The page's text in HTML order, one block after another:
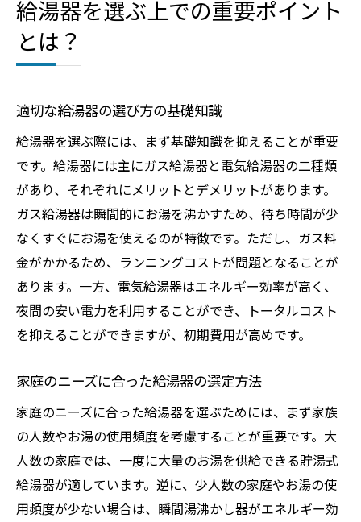
給湯器を選ぶ上での重要ポイント
とは？
適切な給湯器の選び方の基礎知識
給湯器を選ぶ際には、まず基礎知識を抑えることが重要
です。給湯器には主にガス給湯器と電気給湯器の二種類
があり、それぞれにメリットとデメリットがあります。
ガス給湯器は瞬間的にお湯を沸かすため、待ち時間が少
なくすぐにお湯を使えるのが特徴です。ただし、ガス料
金がかかるため、ランニングコストが問題となることが
あります。一方、電気給湯器はエネルギー効率が高く、
夜間の安い電力を利用することができ、トータルコスト
を抑えることができますが、初期費用が高めです。
家庭のニーズに合った給湯器の選定方法
家庭のニーズに合った給湯器を選ぶためには、まず家族
の人数やお湯の使用頻度を考慮することが重要です。大
人数の家庭では、一度に大量のお湯を供給できる貯湯式
給湯器が適しています。逆に、少人数の家庭やお湯の使
用頻度が少ない場合は、瞬間湯沸かし器がエネルギー効